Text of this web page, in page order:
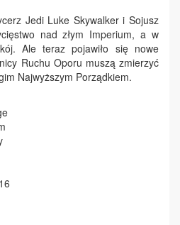
Jedi Luke Skywalker i Sojusz
nad złym Imperium, a w
Ale teraz pojawiło się nowe
Ruchu Oporu muszą zmierzyć
Najwyższym Porządkiem.